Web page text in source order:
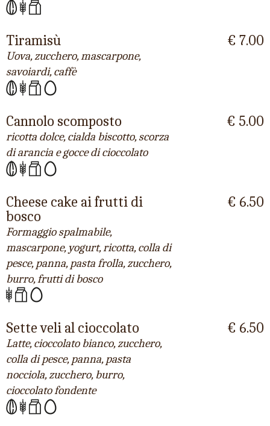
Tiramisù
Uova, zucchero, mascarpone,
savoiardi, caffè
€ 7.00
Cannolo scomposto
ricotta dolce, cialda biscotto, scorza
di arancia e gocce di cioccolato
€ 5.00
Cheese cake ai frutti di
bosco
Formaggio spalmabile,
mascarpone, yogurt, ricotta, colla di
pesce, panna, pasta frolla, zucchero,
burro, frutti di bosco
€ 6.50
Sette veli al cioccolato
Latte, cioccolato bianco, zucchero,
colla di pesce, panna, pasta
nocciola, zucchero, burro,
cioccolato fondente
€ 6.50